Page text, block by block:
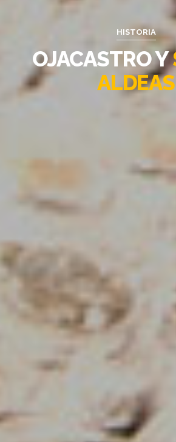
HISTORIA
OJACASTRO Y
ALDEAS